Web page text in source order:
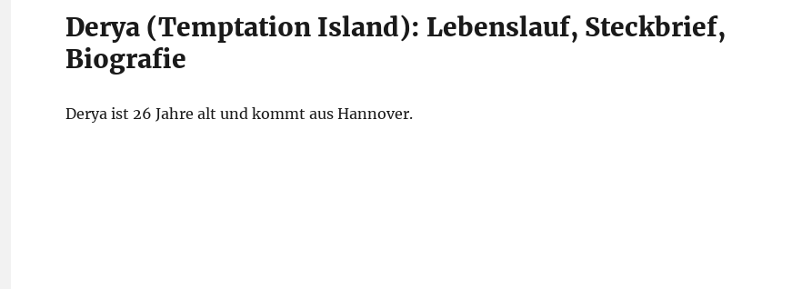
Derya (Temptation Island): Lebenslauf, Steckbrief,
Biografie
Derya ist 26 Jahre alt und kommt aus Hannover.